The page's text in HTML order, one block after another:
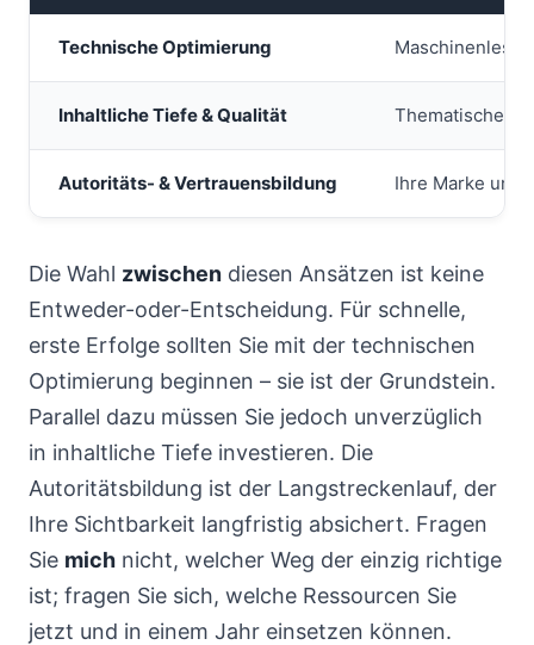
Technische Optimierung
Inhaltliche Tiefe & Qualität Thematische
Autoritäts- & Vertrauensbildung Ihre Marke und
Die Wahl zwischen diesen Ansätzen ist keine
Entweder-oder-Entscheidung. Für schnelle,
erste Erfolge sollten Sie mit der technischen
Optimierung beginnen – sie ist der Grundstein.
Parallel dazu müssen Sie jedoch unverzüglich
in inhaltliche Tiefe investieren. Die
Autoritätsbildung ist der Langstreckenlauf, der
Ihre Sichtbarkeit langfristig absichert. Fragen
Sie mich nicht, welcher Weg der einzig richtige
ist; fragen Sie sich, welche Ressourcen Sie
jetzt und in einem Jahr einsetzen können.